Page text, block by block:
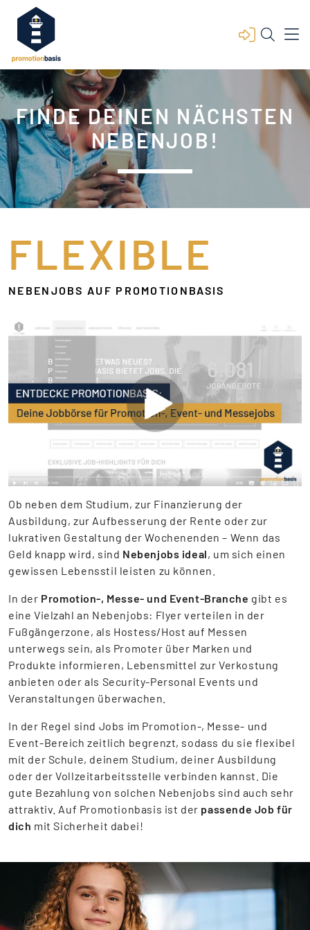
FINDE DEINEN NÄCHSTEN
NEBENJOB!
FLEXIBLE
NEBENJOBS AUF PROMOTIONBASIS
▶
Ob neben dem Studium, zur Finanzierung der
Ausbildung, zur Aufbesserung der Rente oder zur
lukrativen Gestaltung der Wochenenden – Wenn das
Geld knapp wird, sind Nebenjobs ideal, um sich einen
gewissen Lebensstil leisten zu können.
In der Promotion-, Messe- und Event-Branche gibt es
eine Vielzahl an Nebenjobs: Flyer verteilen in der
Fußgängerzone, als Hostess/Host auf Messen
unterwegs sein, als Promoter über Marken und
Produkte informieren, Lebensmittel zur Verkostung
anbieten oder als Security-Personal Events und
Veranstaltungen überwachen.
In der Regel sind Jobs im Promotion-, Messe- und
Event-Bereich zeitlich begrenzt, sodass du sie flexibel
mit der Schule, deinem Studium, deiner Ausbildung
oder der Vollzeitarbeitsstelle verbinden kannst. Die
gute Bezahlung von solchen Nebenjobs sind auch sehr
attraktiv. Auf Promotionbasis ist der passende Job für
dich mit Sicherheit dabei!